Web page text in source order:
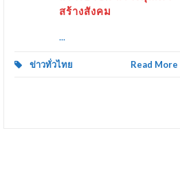
สร้างสังคม
...
ข่าวทั่วไทย Read More